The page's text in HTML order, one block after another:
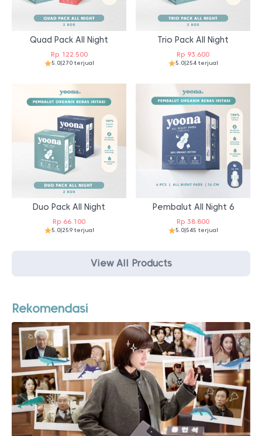
Quad Pack All Night
Rp122.500
5.0|270 terjual
Trio Pack All Night
Rp 93.600
5.0|254 terjual
Duo Pack All Night
Rp 66.100
5.0|259 terjual
Pembalut All Night 6
Rp 38.800
5.0|545 terjual
View All Products
Rekomendasi